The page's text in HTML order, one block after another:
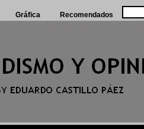
Gráfica Recomendados